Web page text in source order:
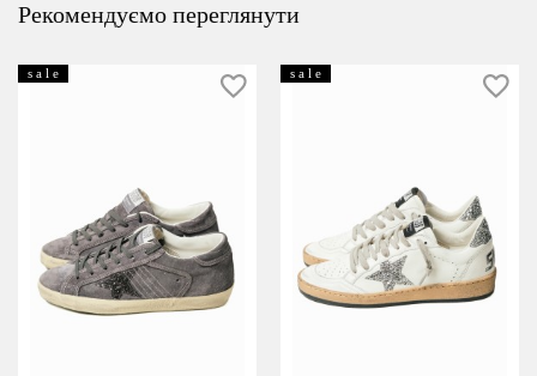
Рекомендуємо переглянути
s a l e s a l e